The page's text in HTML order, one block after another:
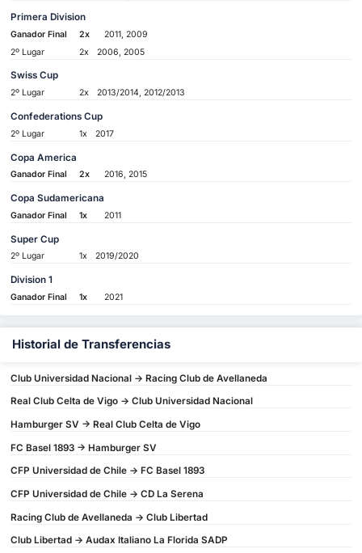
Primera Division
Ganador Final 2x
2011, 2009
2º Lugar
2x 2006, 2005
Swiss Cup
2º Lugar 2x 2013/2014, 2012/2013
Confederations Cup
2º Lugar 1x 2017
Copa America
Ganador Final 2x 2016, 2015
Copa Sudamericana
Ganador Final 1x 2011
Super Cup
2º Lugar 1x 2019/2020
Division 1
Ganador Final 1x 2021
Historial de Transferencias
Club Universidad Nacional -> Racing Club de Avellaneda
Real Club Celta de Vigo -> Club Universidad Nacional
Hamburger SV -> Real Club Celta de Vigo
FC Basel 1893 -> Hamburger SV
CFP Universidad de Chile -> FC Basel 1893
CFP Universidad de Chile -> CD La Serena
Racing Club de Avellaneda -> Club Libertad
Club Libertad -> Audax Italiano La Florida SADP